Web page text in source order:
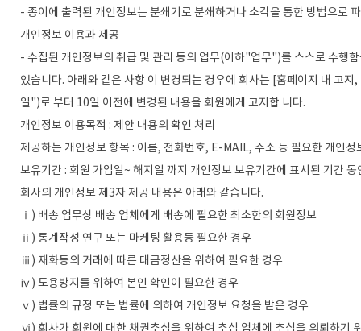
- 종이에 출력된 개인정보는 분쇄기로 분쇄하거나 소각을 통한 방법으로
개인정보 이용과 제공
- 수집된 개인정보의 취급 및 관리 등의 업무(이하"업무")를 스스로 수행
있습니다. 아래와 같은 사항 이 변경되는 경우에 회사는 [홈페이지 내 고
일")로 부터 10일 이전에 변경된 내용을 회원에게 고지합 니다.
개인정보 이용목적 : 제안 내용의 확인 처리
제공하는 개인정보 항목 : 이름, 전화번호, E-MAIL, 주소 등 필요한 개인정
보유기간 : 회원 가입일~ 해지일 까지 개인정보 보유기간에 표시된 기간 동
회사의 개인정보 제3자 제공 내용은 아래와 같습니다.
ⅰ) 배송 업무상 배송 업체에게 배송에 필요한 최소한의 회원정보
ⅱ) 통계작성 연구 또는 마케팅 활용등 필요한 경우
ⅲ) 재화등의 거래에 따른 대금정산을 위하여 필요한 경우
ⅳ) 도용방지를 위하여 본인 확인이 필요한 경우
ⅴ) 법률의 규정 또는 법률에 의하여 개인정보 요청을 받은 경우